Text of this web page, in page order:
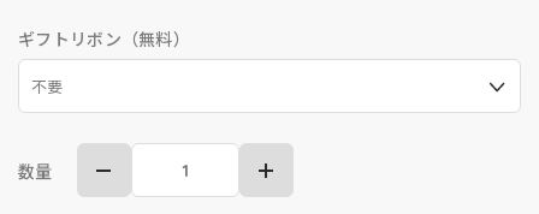
ギフトリボン（無料）
数量